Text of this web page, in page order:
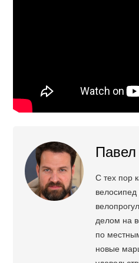
С тех пор
делом на
по
новые